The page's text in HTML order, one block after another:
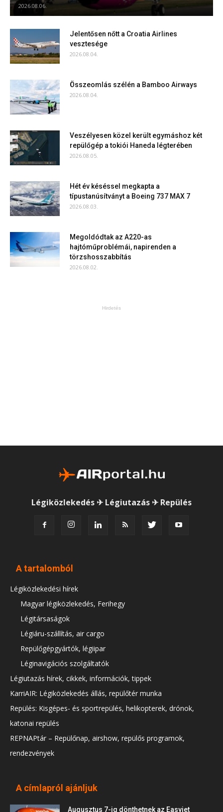
2026.08.06.
Jelentősen nőtt a Croatia Airlines
vesztesége
2026.08.04.
Összeomlás szélén a Bamboo Airways
2026.08.04.
Veszélyesen közel került egymáshoz két
repülőgép a tokiói Haneda légterében
2026.08.05.
Hét év késéssel megkapta a
típustanúsítványt a Boeing 737 MAX 7
2026.08.03.
Megoldódtak az A220-as
hajtóműproblémái, napirenden a
törzshosszabbítás
2026.08.02.
Hirdetés
Légiközlekedés ✈ Légiutazás ✈ Repülés
A tartalomból
Légiközlekedési hírek
Magyar légiközlekedés, Ferihegy
Légitársaságok
Légiáru-szállítás, air cargo
Repülőgépgyártók, légiipar
Léginavigációs szolgáltatók
Légiutazás hírek, cikkek, információk, tippek
KarriAIR: Légiközlekedés állás, repülőtér munka
Repülés: Kisgépes- és sportrepülés, helikopterek, drónok,
katonai repülés
REPNAPtár – Repülőnap, airshow, repülős programok,
rendezvények
A címlapról ajánljuk
Augusztus 7-ig dönthetnek az Easyjet